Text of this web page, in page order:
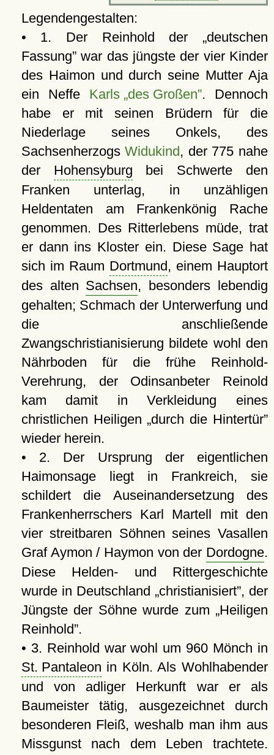
Legendengestalten:
• 1. Der Reinhold der
deutschen
Fassung war das jüngste der vier Kinder
des Haimon und durch seine Mutter Aja
ein Neffe Karls „des Großen”. Dennoch
habe er mit seinen Brüdern für die
Niederlage seines Onkels, des
SachsenherzogsWidukind, der 775 nahe
der Hohensyburg bei Schwerte den
Franken unterlag, in unzähligen
Heldentaten am Frankenkönig Rache
genommen. Des Ritterlebens müde, trat
er dann ins Kloster ein. Diese Sage hat
sich im Raum Dortmund, einem Hauptort
des alten Sachsen, besonders lebendig
gehalten; Schmach der Unterwerfung und
die anschließende
Zwangschristianisierung bildete wohl den
Nährboden für die frühe Reinhold-
Verehrung, der Odinsanbeter Reinold
kam damit in Verkleidung eines
christlichen Heiligen durch die Hintertür
wieder herein.
• 2. Der Ursprung der eigentlichen
Haimonsage liegt in Frankreich, sie
schildert die Auseinandersetzung des
Frankenherrschers Karl Martell mit den
vier streitbaren Söhnen seines Vasallen
Graf Aymon / Haymon von der Dordogne.
Diese Helden- und Rittergeschichte
wurde in Deutschland christianisiert , der
Jüngste der Söhne wurde zum
Heiligen
Reinhold .
• 3. Reinhold war wohl um 960 Mönch in
St. Pantaleon in Köln. Als Wohlhabender
und von adliger Herkunft war er als
Baumeister tätig, ausgezeichnet durch
besonderen Fleiß, weshalb man ihm aus
Missgunst nach dem Leben trachtete.